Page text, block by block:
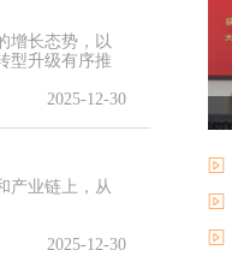
增长态势，以
型升级有序推
2025-12-30
产业链上，从
2025-12-30